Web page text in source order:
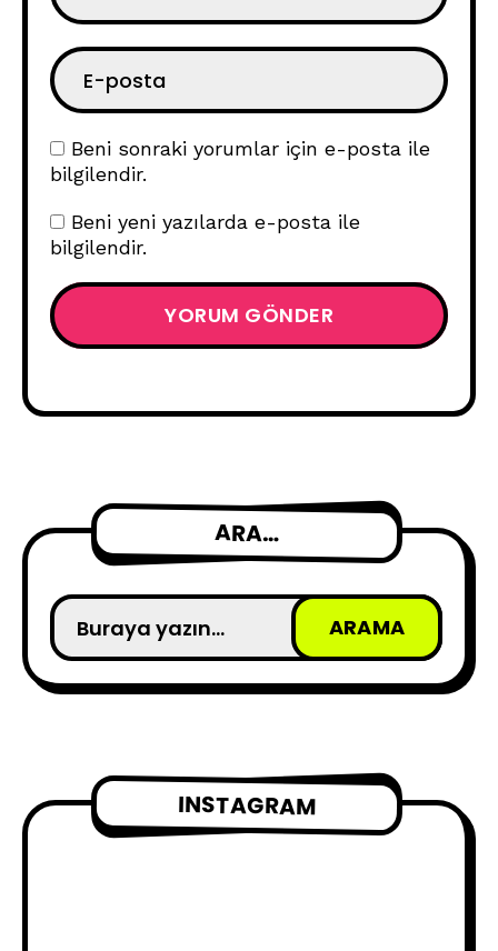
Beni sonraki yorumlar için e-posta ile
bilgilendir.
Beni yeni yazılarda e-posta ile
bilgilendir.
ARA…
INSTAGRAM